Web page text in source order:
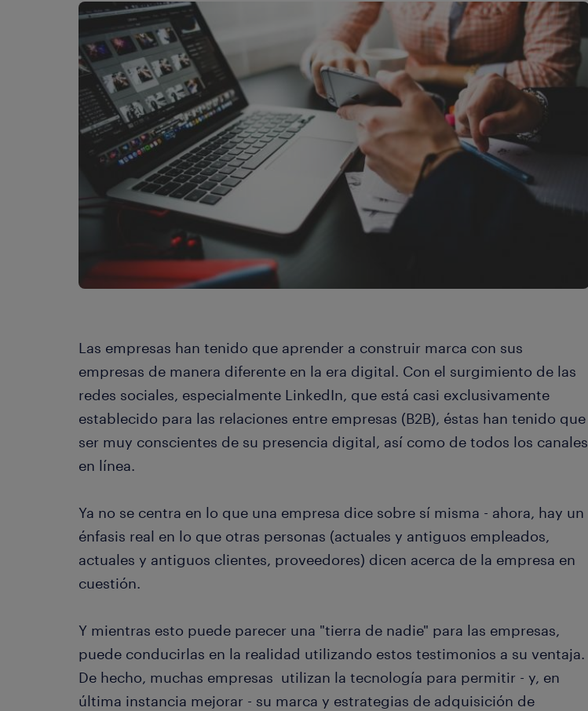
Las empresas han tenido que aprender a construir marca con sus
empresas de manera diferente en la era digital. Con el surgimiento de las
redes sociales, especialmente LinkedIn, que está casi exclusivamente
establecido para las relaciones entre empresas (B2B), éstas han tenido que
ser muy conscientes de su presencia digital, así como de todos los canales
en línea.
Ya no se centra en lo que una empresa dice sobre sí misma - ahora, hay un
énfasis real en lo que otras personas (actuales y antiguos empleados,
actuales y antiguos clientes, proveedores) dicen acerca de la empresa en
cuestión.
Y mientras esto puede parecer una "tierra de nadie" para las empresas,
puede conducirlas en la realidad utilizando estos testimonios a su ventaja.
De hecho, muchas empresas utilizan la tecnología para permitir - y, en
última instancia mejorar - su marca y estrategias de adquisición de